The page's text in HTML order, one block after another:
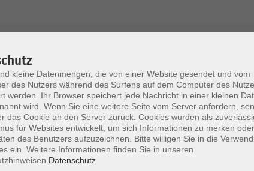
Volkshochschule im Lkr. Erding
Zweckverband Volkshochschule im Lkr.
Lethnerstr. 13
kleine Datenmengen, die von einer Website gesendet und vom
des Nutzers während des Surfens auf dem Computer des
werden. Ihr Browser speichert jede Nachricht in einer kleinen
wird. Wenn Sie eine weitere Seite vom Server anfordern,
das Cookie an den Server zurück. Cookies wurden als
für Websites entwickelt, um sich Informationen zu merken
des Benutzers aufzuzeichnen. Bitte willigen Sie in die
ein. Weitere Informationen finden Sie in unseren
Datenschutz